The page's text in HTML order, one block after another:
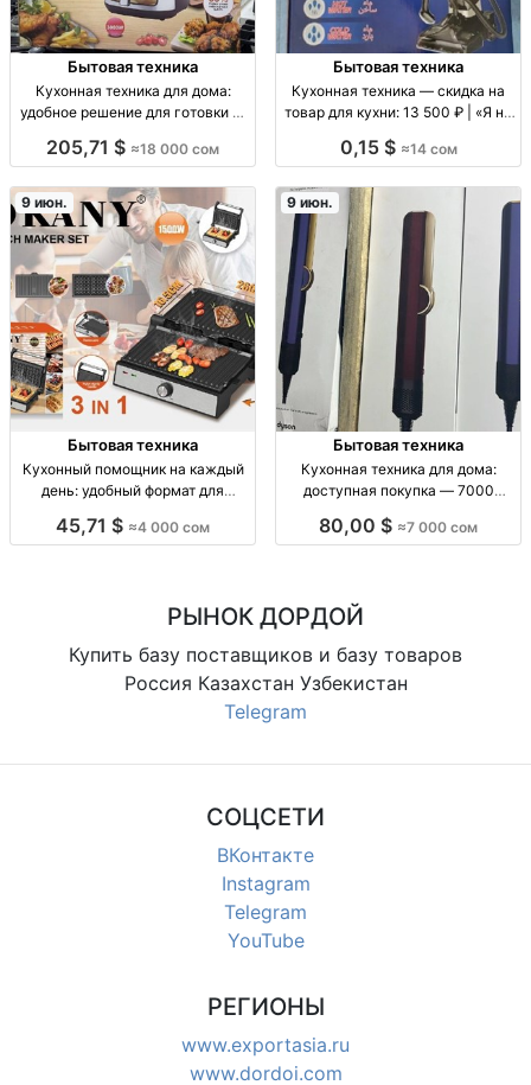
Бытовая техника
Кухонная техника для дома:
удобное решение для готовки —
для готовки и приготовления,
205,71 $ ≈18 000 сом
Бытовая техника
Кухонная техника — скидка на
товар для кухни: 13 500 ₽ | «Я на
приборы для готовки, цена
0,15 $ ≈14 сом
9 июн.
Бытовая техника
Кухонный помощник на каждый
день: удобный формат для
помощник для ежедневной
45,71 $ ≈4 000 сом
9 июн.
Бытовая техника
Кухонная техника для дома:
доступная покупка — 7000
готовки; цена 7000
80,00 $ ≈7 000 сом
РЫНОК ДОРДОЙ
Купить базу поставщиков и базу товаров
Россия Казахстан Узбекистан
Telegram
СОЦСЕТИ
ВКонтакте
Instagram
Telegram
YouTube
РЕГИОНЫ
www.exportasia.ru
www.dordoi.com